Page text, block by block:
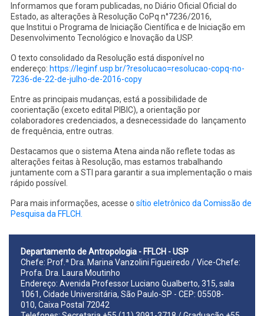
Informamos que foram publicadas, no Diário Oficial Oficial do
Estado, as alterações à Resolução CoPq n°7236/2016,
que Institui o Programa de Iniciação Científica e de Iniciação em
Desenvolvimento Tecnológico e Inovação da USP.
O texto consolidado da Resolução está disponível no
endereço: https://leginf.usp. br/?resolucao=resolucao-copq-no-
7236-de-22-de-julho-de-2016-copy
Entre as principais mudanças, está a possibilidade de
coorientação (exceto edital PIBIC), a orientação por
colaboradores credenciados, a desnecessidade do lançamento
de frequência, entre outras.
Destacamos que o sistema Atena ainda não reflete todas as
alterações feitas à Resolução, mas estamos trabalhando
juntamente com a STI para garantir a sua implementação o mais
rápido possível.
Para mais informações, acesse o sítio eletrônico da Comissão de
Pesquisa da FFLCH.
Departamento de Antropologia - FFLCH - USP
Chefe: Prof.ª Dra. Marina Vanzolini Figueiredo / Vice-Chefe:
Profa. Dra. Laura Moutinho
Endereço: Avenida Professor Luciano Gualberto, 315, sala
1061, Cidade Universitária, São Paulo-SP - CEP: 05508-
010, Caixa Postal 72042